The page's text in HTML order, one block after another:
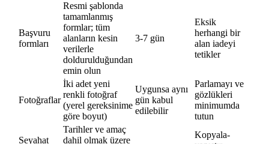
Başvuru
formları
Resmi şablonda
tamamlanmış
formlar; tüm
alanların kesin
verilerle
doldurulduğundan
emin olun
3-7 gün
Eksik
herhangi bir
alan iadeyi
tetikler
Fotoğraflar
İki adet yeni
renkli fotoğraf
(yerel gereksinime
göre boyut)
Uygunsa aynı
gün kabul
edilebilir
Parlamayı ve
gözlükleri
minimumda
tutun
Seyahat
Tarihler ve amaç
dahil olmak üzere
Kopyala-